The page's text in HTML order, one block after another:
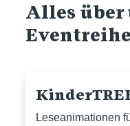
Alles über
Leseanimationen